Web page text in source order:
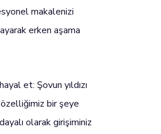
makalenizi
erken aşama
et: Şovun yıldızı
özelliğimiz bir şeye
olarak girişiminiz